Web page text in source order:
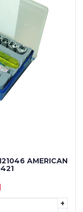
AMERICAN
+